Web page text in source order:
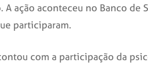
ação aconteceu no Banco de
participaram.
com a participação da